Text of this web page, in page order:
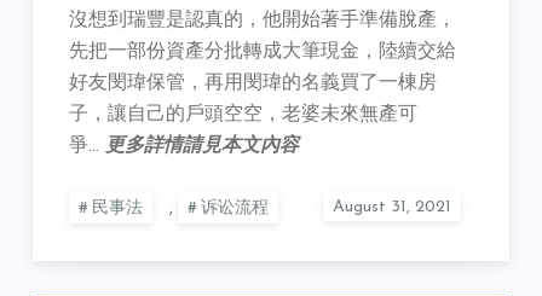
沒想到瑞豐是認真的，他開始著手準備脫產，
先把一部份資產分批轉成大筆現金，陸續交給
好友閔瑋保管，再用閔瑋的名義買了一棟房
子，讓自己的戶頭空空，老婆未來無產可
爭… 更多詳情請見本文內容
民事法 , 诉讼流程